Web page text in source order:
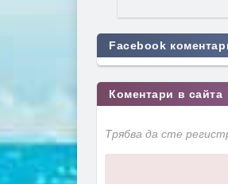
Facebook
Коментари в сайта
Трябва да сте